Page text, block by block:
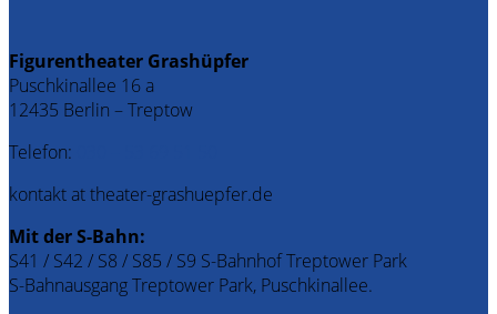
Figurentheater Grashüpfer
Puschkinallee 16 a
12435 Berlin – Treptow
Telefon:
kontakt at theater-grashuepfer.de
Mit der S-Bahn:
S41 / S42 / S8 / S85 / S9 S-Bahnhof Treptower Park
S-Bahnausgang Treptower Park, Puschkinallee.